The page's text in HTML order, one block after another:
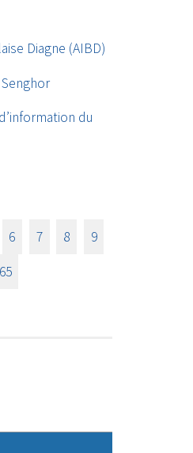
Diagne (AIBD)
du
6 7 8
9
65